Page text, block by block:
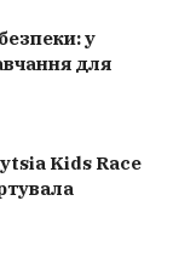
у
для
Kids Race